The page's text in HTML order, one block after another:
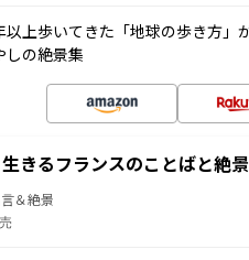
以上歩いてきた「地球の歩き方」
しの絶景集
きるフランスのことばと絶
＆絶景